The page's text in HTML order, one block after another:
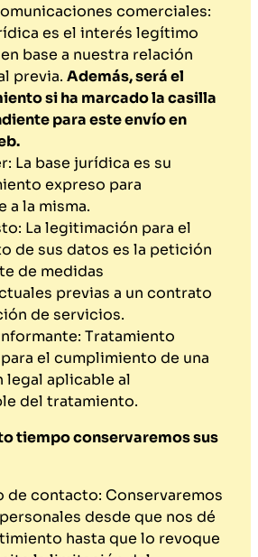
comerciales:
es el interés legítimo
base a nuestra relación
previa. Además, será el
si ha marcado la casilla
para este envío en
La base jurídica es su
expreso para
a la misma.
La legitimación para el
de sus datos es la petición
de medidas
previas a un contrato
de servicios.
Tratamiento
el cumplimiento de una
legal aplicable al
del tratamiento.
tiempo conservaremos sus
de contacto: Conservaremos
desde que nos dé
hasta que lo revoque